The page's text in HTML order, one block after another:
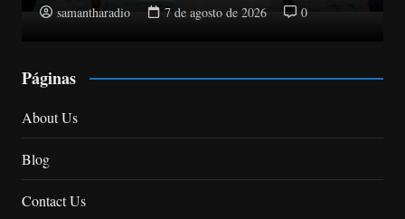
samantharadio 7 de agosto de 2026 0
Páginas
About Us
Blog
Contact Us